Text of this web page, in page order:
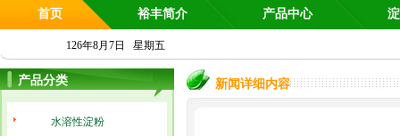
首页 裕丰简介 产品中心
126年8月7日 星期五
产品分类
水溶性淀粉
新闻详细内容